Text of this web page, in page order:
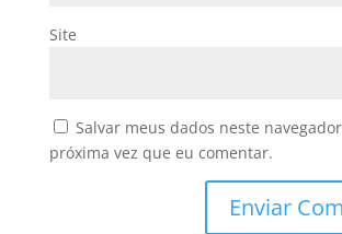
Site
Salvar meus dados neste
próxima vez que eu comentar.